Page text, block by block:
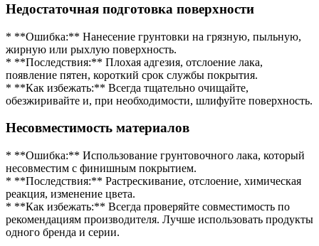
Недостаточная подготовка поверхности
* **Ошибка:** Нанесение грунтовки на грязную, пыльную,
жирную или рыхлую поверхность.
* **Последствия:** Плохая адгезия, отслоение лака,
появление пятен, короткий срок службы покрытия.
* **Как избежать:** Всегда тщательно очищайте,
обезжиривайте и, при необходимости, шлифуйте поверхность.
Несовместимость материалов
* **Ошибка:** Использование грунтовочного лака, который
несовместим с финишным покрытием.
* **Последствия:** Растрескивание, отслоение, химическая
реакция, изменение цвета.
* **Как избежать:** Всегда проверяйте совместимость по
рекомендациям производителя. Лучше использовать продукты
одного бренда и серии.